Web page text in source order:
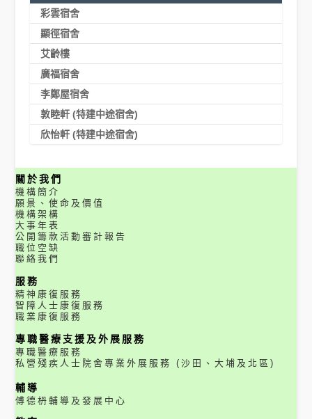
彩雲宿舍
顯徑宿舍
艾齡樓
廣福宿舍
李鄭屋宿舍
敦睦軒 (特建中途宿舍)
欣怡軒 (特建中途宿舍)
關於我們
機構簡介
願景、使命及價值
機構架構
大事年表
公開籌款活動審計報告
職位空缺
聯絡我們
服務
精神康復服務
智障人士康復服務
職業康復服務
專職醫療支援及外展服務
專職醫療服務
私營殘疾人士院舍專業外展服務 (沙田、大埔及北區)
輔導
傅德枬輔導及發展中心